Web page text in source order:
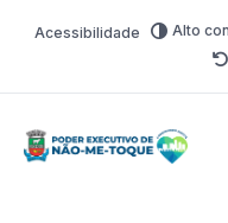
Acessibilidade Alto